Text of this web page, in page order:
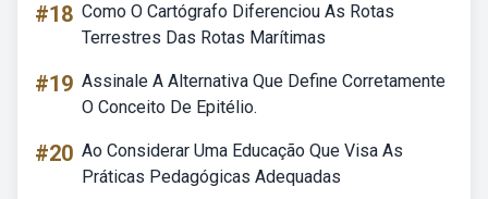
#18 Como O Cartógrafo Diferenciou As Rotas
Terrestres Das Rotas Marítimas
#19 Assinale A Alternativa Que Define Corretamente
O Conceito De Epitélio.
#20 Ao Considerar Uma Educação Que Visa As
Práticas Pedagógicas Adequadas